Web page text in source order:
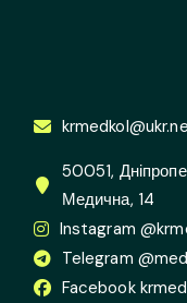
50051,
Медична, 14
Instagram
Telegram
Facebook